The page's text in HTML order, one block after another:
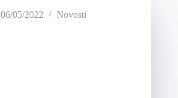
06/05/2022 Novosti